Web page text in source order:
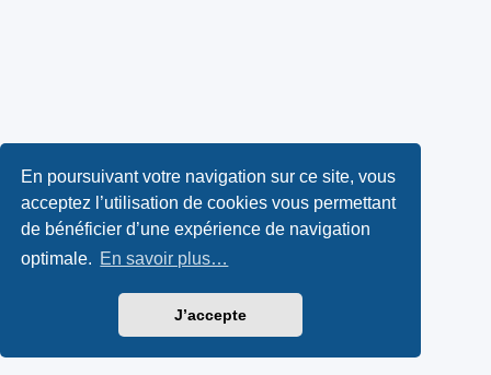
En poursuivant votre navigation sur ce site, vous
acceptez l’utilisation de cookies vous permettant
de bénéficier d’une expérience de navigation
optimale. En savoir plus…
J’accepte